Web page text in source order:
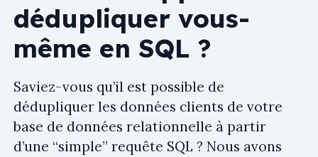
dédupliquer vous-
même en SQL ?
Saviez-vous qu’il est possible de
dédupliquer les données clients de votre
base de données relationnelle à partir
d’une “simple” requête SQL ? Nous avons